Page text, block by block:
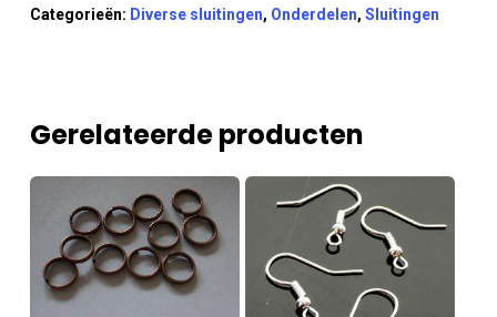
Categorieën: Diverse sluitingen, Onderdelen, Sluitingen
Gerelateerde producten